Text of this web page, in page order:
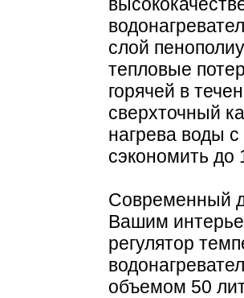
слой
тепловые
горячей в
сверхточный
нагрева воды
сэкономить до
Современный
Вашим
регулятор
объемом 50